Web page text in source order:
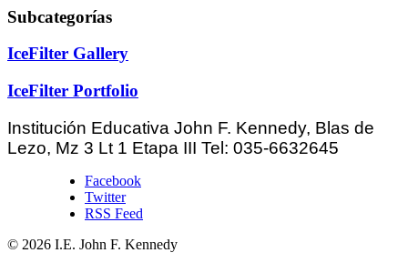
Subcategorías
IceFilter Gallery
IceFilter Portfolio
Institución Educativa John F. Kennedy, Blas de
Lezo, Mz 3 Lt 1 Etapa III Tel: 035-6632645
Facebook
Twitter
RSS Feed
© 2026 I.E. John F. Kennedy